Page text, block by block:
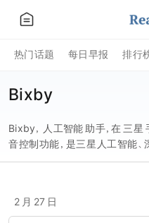
热门话题 每日早报 排行
Bixby
Bixby， 人工智能 助手，在 三
音控制功能，是三星人工智能
成果。除了三星自家产品，未
2 月 27 日